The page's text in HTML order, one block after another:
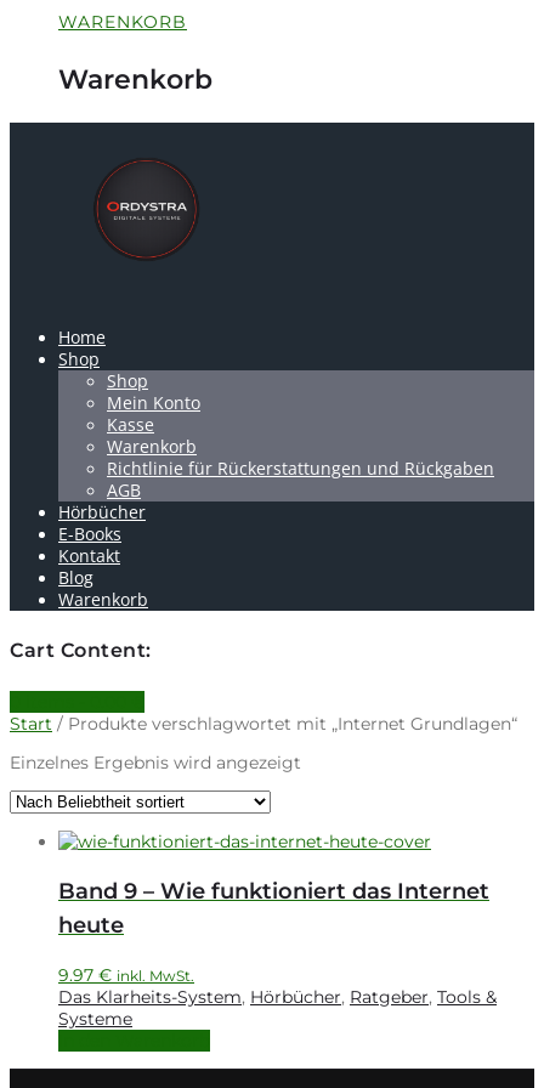
WARENKORB
Warenkorb
Home
Shop
Shop
Mein Konto
Kasse
Warenkorb
Richtlinie für Rückerstattungen und Rückgaben
AGB
Hörbücher
E-Books
Kontakt
Blog
Warenkorb
Cart Content:
Start / Produkte verschlagwortet mit „Internet Grundlagen“
Einzelnes Ergebnis wird angezeigt
Band 9 – Wie funktioniert das Internet
heute
9.97 € inkl. MwSt.
Das Klarheits-System, Hörbücher, Ratgeber, Tools &
Systeme